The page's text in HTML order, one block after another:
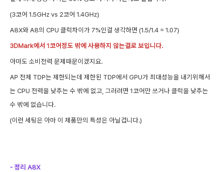
(3코어 1.5GHz vs 2코어 1.4GHz)
A8X와 A8의 CPU 클럭차이가 7%인걸 생각하면 (1.5/1.4 = 1.07)
3DMark에서 1코어정도 밖에 사용하지 않는걸로 보입니다.
아마도 소비전력 문제때문이겠지요.
AP 전체 TDP는 제한되는데 제한된 TDP에서 GPU가 최대성능을 내기위해서
는 CPU 전력을 낮추는 수 밖에 없고, 그러려면 1코어만 쓰거나 클럭을 낮추는
수 밖에 없습니다.
(이런 세팅은 아마 이 제품만의 특성은 아닐겁니다.)
- 정리 A8X